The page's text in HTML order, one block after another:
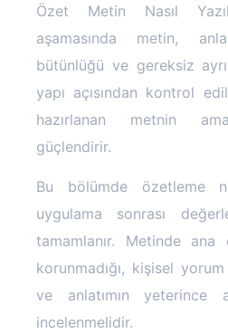
Özet Metin Nasıl
aşamasında metin,
bütünlüğü ve gereksiz
yapı açısından kontrol
hazırlanan metnin
güçlendirir.
Bu bölümde özetleme
uygulama sonrası
tamamlanır. Metinde ana
korunmadığı, kişisel
ve anlatımın yeterince
incelenmelidir.